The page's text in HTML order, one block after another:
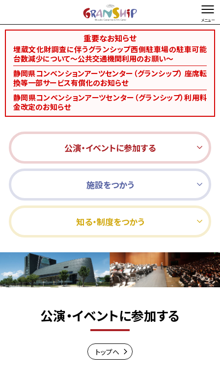
重要なお知らせ
埋蔵文化財調査に伴うグランシップ西側駐車場の駐車可能
台数減少について～公共交通機関利用のお願い～
静岡県コンベンションアーツセンター（グランシップ） 座席転
換等一部サービス有償化のお知らせ
静岡県コンベンションアーツセンター（グランシップ）利用料
金改定のお知らせ
文字を縮小する
文字を拡大する
総合TOP お問い合わせ・ご意見 Foreign language
公演・イベントに参加する
施設をつかう
知る・制度をつかう
公演・イベントに参加する
トップヘ